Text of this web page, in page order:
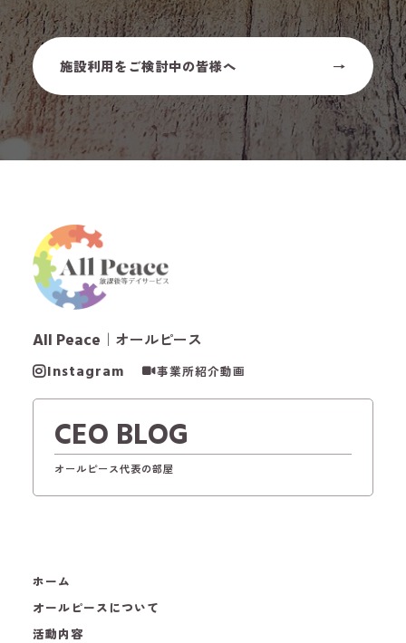
施設利用をご検討中の皆様へ
All Peace ｜オールピース
Instagram 事業所紹介動画
CEO BLOG
オールピース代表の部屋
ホーム
オールピースについて
活動内容